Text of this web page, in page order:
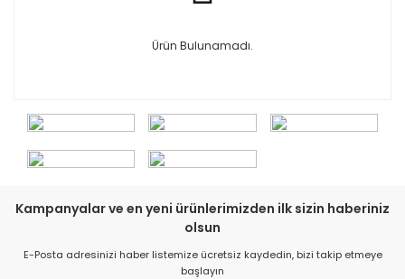
Ürün Bulunamadı.
Kampanyalar ve en yeni ürünlerimizden ilk sizin haberiniz
olsun
E-Posta adresinizi haber listemize ücretsiz kaydedin, bizi takip etmeye
başlayın